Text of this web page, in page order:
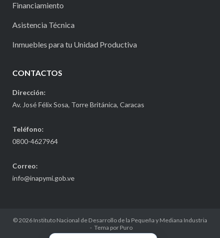
Financiamiento
Asistencia Técnica
Inmuebles para tu Unidad Productiva
CONTACTOS
Dirección:
Av. José Félix Sosa, Torre Británica, Caracas
Teléfono:
0800-4627964
Correo:
info@inapymi.gob.ve
© 2026 Instituto Nacional de Desarrollo de la Pequeña y Mediana Industria
Tema por Puro